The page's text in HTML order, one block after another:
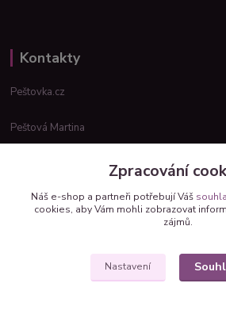
Kontakty
Peštovka.cz
Peštová Martina
Upravit sběr cookies.
Zpracování
Náš e-shop a partneři potřebují Váš
cookies, aby Vám mohli zobrazovat
zájmů.
Nastavení